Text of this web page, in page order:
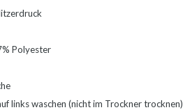
Polyester
links waschen (nicht im Trockner trocknen)